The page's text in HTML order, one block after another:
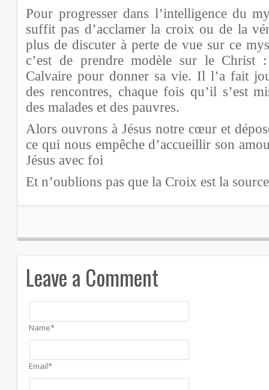
Pour progresser dans l’intelligence du
suffit pas d’acclamer la croix ou de la
plus de discuter à perte de vue sur ce
c’est de prendre modèle sur le Christ
Calvaire pour donner sa vie. Il l’a fait
des rencontres, chaque fois qu’il s’est
des malades et des pauvres.
Alors ouvrons à Jésus notre cœur et
ce qui nous empêche d’accueillir son
Jésus avec foi
Et n’oublions pas que la Croix est la
Leave a Comment
Name*
Email*